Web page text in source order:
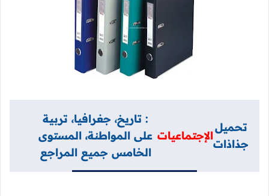
تحميل
جذاذات
الإجتماعيات
: تاريخ، جغرافيا، تربية
على المواطنة، المستوى
الخامس جميع المراجع